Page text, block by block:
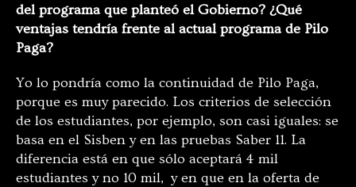
del programa que planteó el Gobierno? ¿Qué
ventajas tendría frente al actual programa de Pilo
Paga?
Yo lo pondría como la continuidad de Pilo Paga,
porque es muy parecido. Los criterios de selección
de los estudiantes, por ejemplo, son casi iguales: se
basa en el Sisben y en las pruebas Saber 11. La
diferencia está en que sólo aceptará 4 mil
estudiantes y no 10 mil, y en que en la oferta de